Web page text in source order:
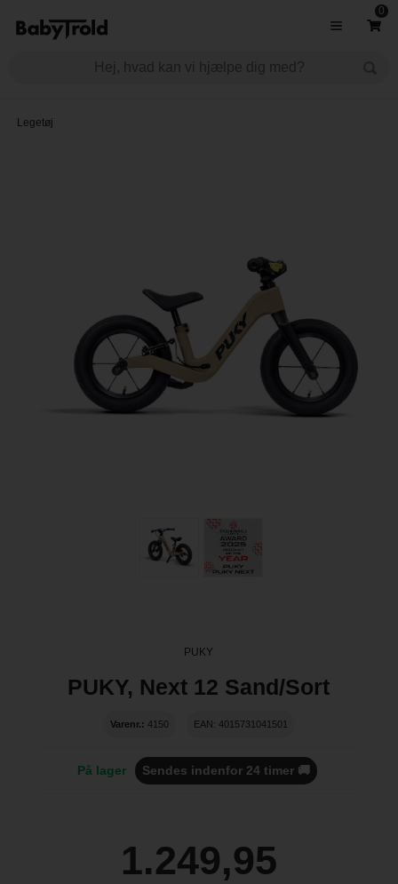
0
Legetøj
PUKY
PUKY, Next 12 Sand/Sort
Varenr.: 4150 EAN: 4015731041501
På lager Sendes indenfor 24 timer 🚚
1.249,95